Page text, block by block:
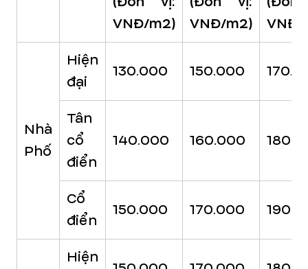
VNĐ/m2)
VNĐ/m2)
VNĐ/
Nhà
Phố
Hiện
đại
130.000 150.000
Tân
cổ
điển
140.000 160.000
Cổ
điển
150.000 170.000
Hiện